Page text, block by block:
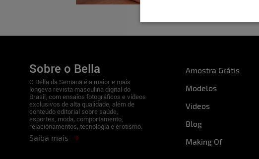
Sobre o Bella
O Bella da Semana é a maior e mais
longeva revista masculina digital do
Brasil, com ensaios fotográficos e vídeos
exclusivos de alta qualidade, além de
conteúdo editorial sobre saúde,
esportes, moda, comportamento,
relacionamentos, tecnologia e erotismo.
Saiba mais
Amostra Grátis
Modelos
Videos
Blog
Making Of